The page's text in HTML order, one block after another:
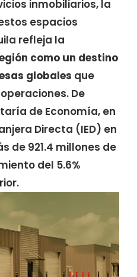
inmobiliarios, la
espacios
refleja la
como un destino
globales que
De
de Economía, en
Directa (IED) en
de 921.4 millones de
del 5.6%